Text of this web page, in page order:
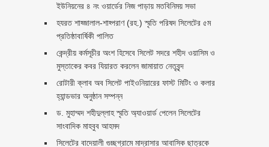
ইউনিয়নের ৪ নং ওয়ার্ডের নিজ পাড়ায় মতবিনিময় সভা
হযরত শাহ্জালাল-শাহ্পরাণ (রহ.) স্মৃতি পরিষদ সিলেটের ৫ম
প্রতিষ্ঠাবার্ষিকী পালিত ‎​
কেন্দ্রীয় কর্মসূচীর অংশ হিসেবে সিলেট সদরে শহীদ ওয়াসিম ও
মুস্তাকের কবর যিয়ারত করলেন জামায়াত নেতৃবৃন্দ ‎
রোটারী ক্লাব অব সিলেট পাইওনিয়ারের ফাস্ট মিটিং ও কলার
হ্যান্ডভার অনুষ্ঠান সম্পন্ন
ড. মুহাম্মদ শহীদুল্লাহ স্মৃতি অ্যাওয়ার্ড পেলেন সিলেটের
সাংবাদিক মাহবুব আহমদ
সিলেটের বাদেয়ালী গুচ্ছগ্রামে মাদ্রাসার আবাসিক ছাত্রকে